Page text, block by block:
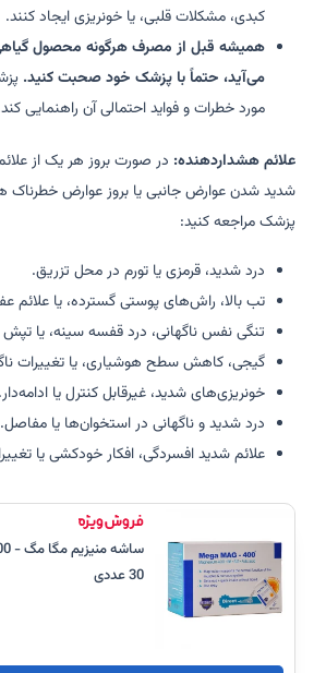
کبدی، مشکلات قلبی، یا خونریزی ایجاد کنند.
همیشه قبل از مصرف هرگونه محصول
می‌آید، حتماً با پزشک خود صحبت کنید.
مورد خطرات و فواید احتمالی آن راهنمایی
علائم هشداردهنده: در صورت بروز هر یک از
شدید شدن عوارض جانبی یا بروز عوارض خطرناک
پزشک مراجعه کنید:
درد شدید، قرمزی یا تورم در محل تزریق.
تب بالا، راش‌های پوستی گسترده، یا علائم
تنگی نفس ناگهانی، درد قفسه سینه، یا
گیجی، کاهش سطح هوشیاری، یا تغییرات
خونریزی‌های شدید، غیرقابل کنترل یا ادامه‌دار.
درد شدید و ناگهانی در استخوان‌ها یا مفاصل.
علائم شدید افسردگی، افکار خودکشی یا
30 عددی